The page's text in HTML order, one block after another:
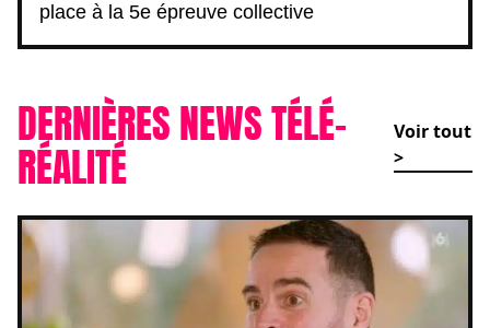
place à la 5e épreuve collective
DERNIÈRES NEWS TÉLÉ-
RÉALITÉ
Voir tout
>